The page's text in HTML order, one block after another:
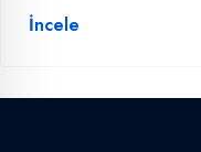
İncele